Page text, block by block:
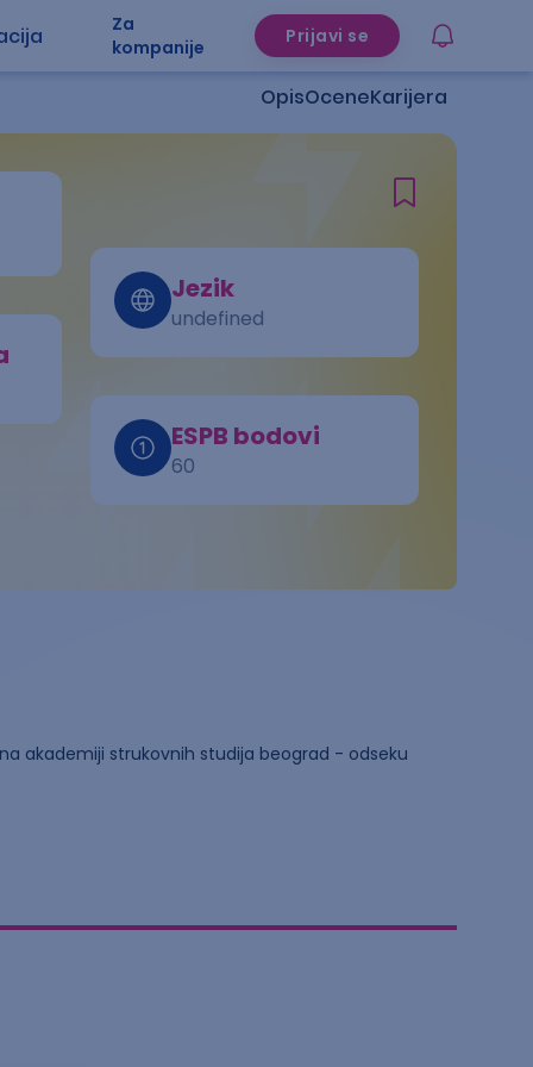
Za
kompanije
Prijavi se
OpisOceneKarijera
Jezik
undefined
ESPB bodovi
60
akademiji strukovnih studija beograd - odseku